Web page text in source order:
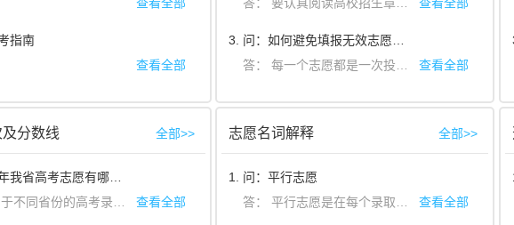
指南
学，您好。报考指南的内容包括：1.集合600多所院校，实现从考试难度、专业考试、地区
查看全部
答：每一个志愿都是一次投档机会，为了避免填报无效志愿，考生务必要认真阅读所读报考院校的招生章程和招生专业目录的内容，弄清要报考的院校和专业有没有特殊要求。例如：提前批次军事、公安院校要求军检面试合格；部分院校要求英语成绩不低于多少分；某些专业要求身高或者性别。如果不满足条件仍要填报，这个志愿就是无效的，从而浪费一个志愿。填报志愿信息时一定要认真检查和核对，避免填错。 查看全部
分数线 全部>>
录取批次安排均不同，我们专门设立了政策解读专栏为考生们答疑，想了解自己省份录取批次设置及其他招生政策解读的同学请移步至政策解读专栏查看。 查看全部
志愿名词解释 全部>>
1. 问：平行志愿
答：平行志愿是在每个录取批次的学校中，考生可填报若干个平行的院校，录取时，按“分数优先，遵循志愿”的原则进行投档。 查看全部